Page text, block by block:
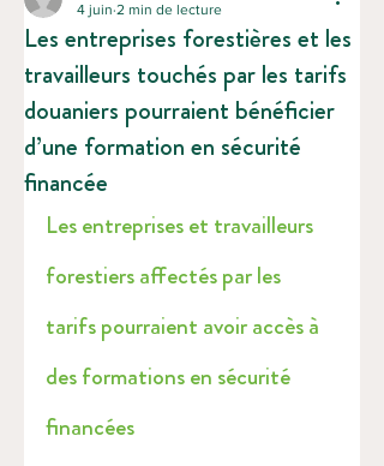
Les entreprises forestières et les
travailleurs touchés par les tarifs
douaniers pourraient bénéficier
d’une formation en sécurité
financée
4 juin 2 min de lecture
Les entreprises et travailleurs
forestiers affectés par les
tarifs pourraient avoir accès à
des formations en sécurité
financées